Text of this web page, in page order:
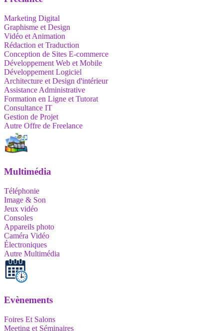
Marketing Digital
Graphisme et Design
Vidéo et Animation
Rédaction et Traduction
Conception de Sites E-commerce
Développement Web et Mobile
Développement Logiciel
Architecture et Design d'intérieur
Assistance Administrative
Formation en Ligne et Tutorat
Consultance IT
Gestion de Projet
Autre Offre de Freelance
Multimédia
Téléphonie
Image & Son
Jeux vidéo
Consoles
Appareils photo
Caméra Vidéo
Électroniques
Autre Multimédia
Evènements
Foires Et Salons
Meeting et Séminaires